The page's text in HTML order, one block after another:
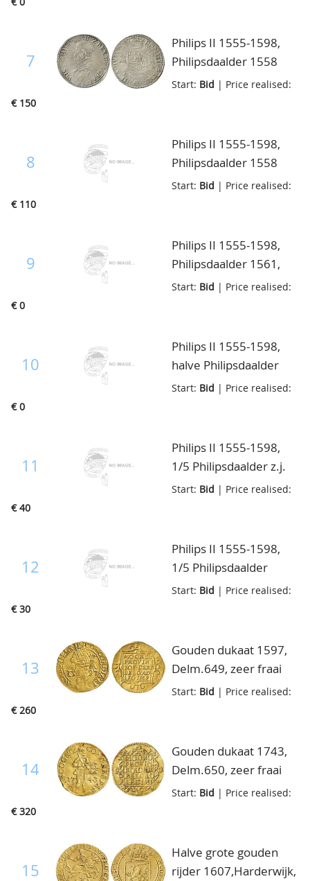
7
Philips II 1555-1598,
Philipsdaalder 1558
over 1557, Delm.29a,
Start: Bid | Price realised:
€ 150
8
Philips II 1555-1598,
Philipsdaalder 1558
over 1557, Delm.29a,
Start: Bid | Price realised:
€ 110
9
Philips II 1555-1598,
Philipsdaalder 1561,
Delm.30, zeer goed
Start: Bid | Price realised:
€ 0
10
Philips II 1555-1598,
halve Philipsdaalder
1563, Delm.62, fraai
Start: Bid | Price realised:
€ 0
11
Philips II 1555-1598,
1/5 Philipsdaalder z.j.
PHS DG, vGH..212-6a,
Start: Bid | Price realised:
€ 40
12
Philips II 1555-1598,
1/5 Philipsdaalder
1567, vGH. 212.6d,
Start: Bid | Price realised:
€ 30
13
Gouden dukaat 1597,
Delm.649, zeer fraai
Start: Bid | Price realised:
€ 260
14
Gouden dukaat 1743,
Delm.650, zeer fraai
Start: Bid | Price realised:
€ 320
15
Halve grote gouden
rijder 1607,Harderwijk,